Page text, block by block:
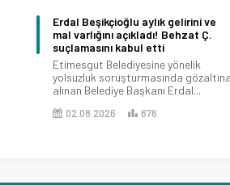
Erdal Beşikçioğlu aylık gelirini ve
mal varlığını açıkladı! Behzat Ç.
suçlamasını kabul etti
Etimesgut Belediyesine yönelik
yolsuzluk soruşturmasında gözaltına
alınan Belediye Başkanı Erdal...
02.08.2026 676